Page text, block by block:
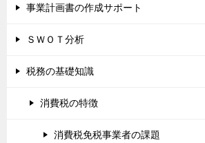
事業計画書の作成サポート
ＳＷＯＴ分析
税務の基礎知識
消費税の特徴
消費税免税事業者の課題